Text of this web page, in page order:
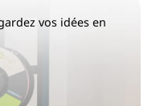
vos idées en